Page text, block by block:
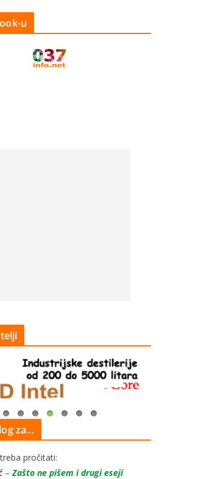
u
za…
pročitati:
– Zašto ne pišem i drugi eseji